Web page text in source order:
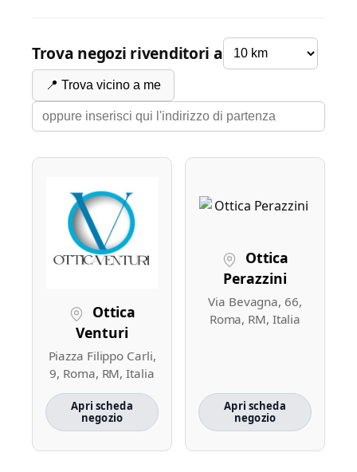
Trova negozi rivenditori a
📍 Trova vicino a me
Ottica
Venturi
Piazza Filippo Carli,
9, Roma, RM, Italia
Apri scheda
negozio
Ottica
Perazzini
Via Bevagna, 66,
Roma, RM, Italia
Apri scheda
negozio